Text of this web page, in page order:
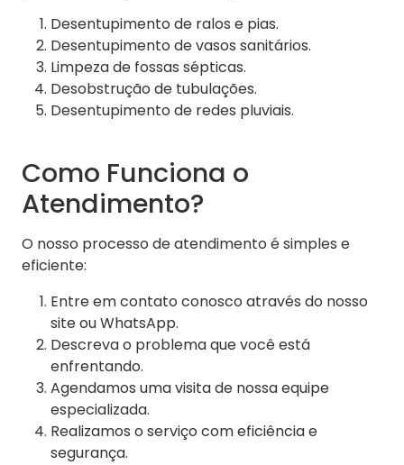
Desentupimento de ralos e pias.
Desentupimento de vasos sanitários.
Limpeza de fossas sépticas.
Desobstrução de tubulações.
Desentupimento de redes pluviais.
Como Funciona o
Atendimento?
O nosso processo de atendimento é simples e
eficiente:
Entre em contato conosco através do nosso
site ou WhatsApp.
Descreva o problema que você está
enfrentando.
Agendamos uma visita de nossa equipe
especializada.
Realizamos o serviço com eficiência e
segurança.